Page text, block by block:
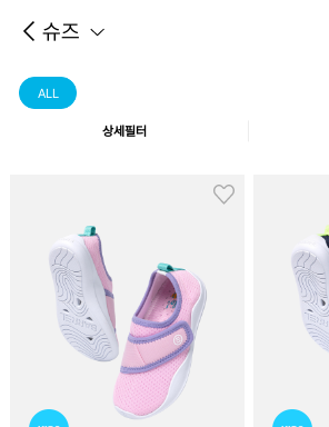
슈즈
ALL
상세필터